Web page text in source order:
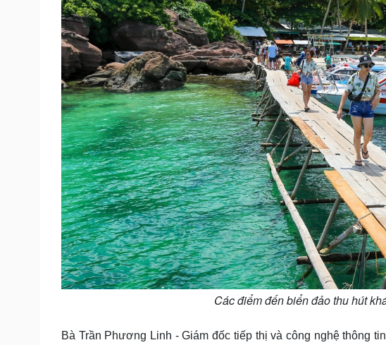
Các điểm đến biển đảo thu hút
Bà Trần Phương Linh - Giám đốc tiếp thị và công nghệ thông